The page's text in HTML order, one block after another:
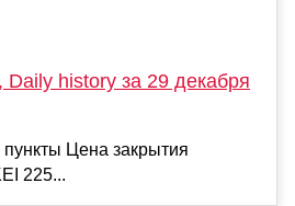
history за 29 декабря
Цена закрытия
225...